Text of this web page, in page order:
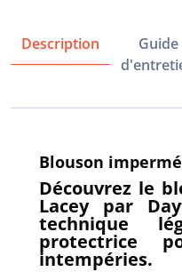
Description
Guide
Blouson
Découvrez le
Lacey par
technique
protectrice
intempéries.